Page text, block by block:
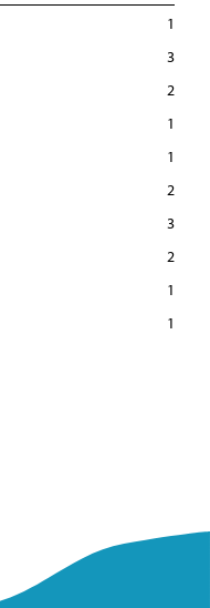
1
3
2
1
1
2
3
2
1
1